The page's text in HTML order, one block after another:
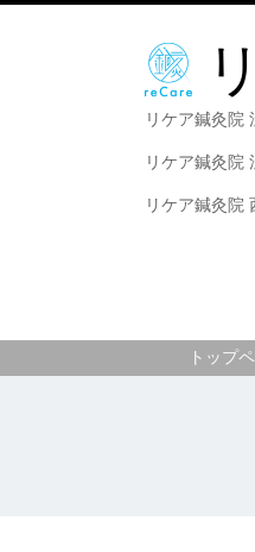
リケア鍼灸院
リケア鍼灸院
リケア鍼灸院
トップ